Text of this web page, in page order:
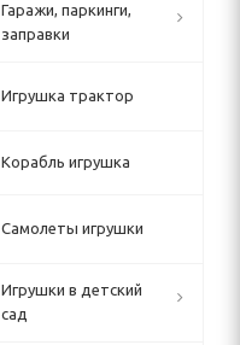
Гаражи, паркинги,
заправки
Игрушка трактор
Корабль игрушка
Самолеты игрушки
Игрушки в детский
сад